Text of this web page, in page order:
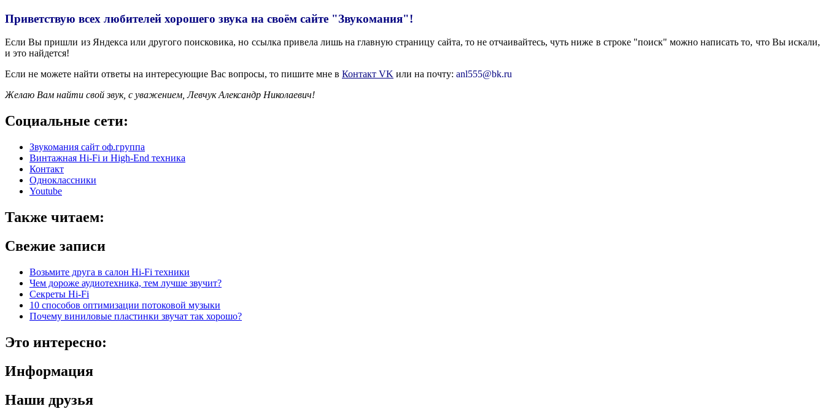
Приветствую всех любителей хорошего звука на своём сайте "Звукомания"!
Если Вы пришли из Яндекса или другого поисковика, но ссылка привела лишь на главную страницу сайта, то не отчаивайтесь, чуть ниже в строке "поиск" можно написать то, что Вы искали,
и это найдется!
Если не можете найти ответы на интересующие Вас вопросы, то пишите мне в Контакт VK или на почту: anl555@bk.ru
Желаю Вам найти свой звук, с уважением, Левчук Александр Николаевич!
Социальные сети:
Звукомания сайт оф.группа
Винтажная Hi-Fi и High-End техника
Контакт
Одноклассники
Youtube
Также читаем:
Свежие записи
Возьмите друга в салон Hi-Fi техники
Чем дороже аудиотехника, тем лучше звучит?
Секреты Hi-Fi
10 способов оптимизации потоковой музыки
Почему виниловые пластинки звучат так хорошо?
Это интересно:
Информация
Наши друзья